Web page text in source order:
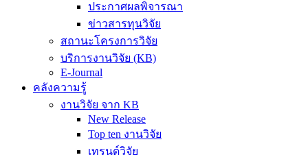
ประกาศผลพิจารณา
ข่าวสารทุนวิจัย
สถานะโครงการวิจัย
บริการงานวิจัย (KB)
E-Journal
คลังความรู้
งานวิจัย จาก KB
New Release
Top ten งานวิจัย
เทรนด์วิจัย